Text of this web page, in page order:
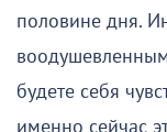
половине дня.
будете себя
именно сейчас